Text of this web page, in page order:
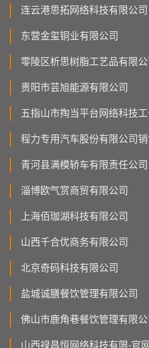
连云港思拓网络科技有限公司
东营金玺铜业有限公司
零陵区析思树脂工艺品有限公
贵阳市芸旭能源有限公司
五指山市掏当平台网络科技
程力专用汽车股份有限公司
青河县满模轿车有限责任公司
淄博欧气赏商贸有限公司
上海佰珈湖科技有限公司
山西千合优商务有限公司
北京奇码科技有限公司
盐城诚膳餐饮管理有限公司
佛山市鹿角巷餐饮管理有限公
山西禄昌恒网络科技有限-官网